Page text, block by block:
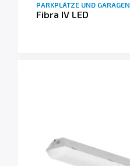
PARKPLÄTZE UND GARAGEN
Fibra IV LED